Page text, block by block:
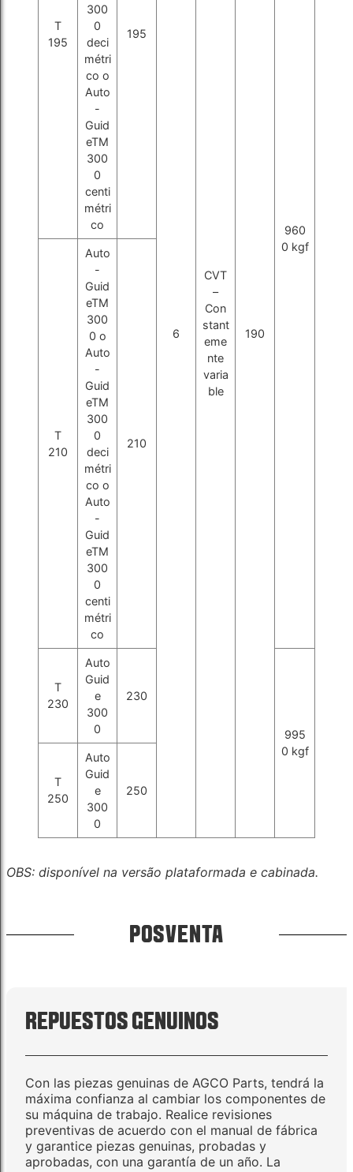
T
195
300
0
deci
métri
co o
Auto
-
Guid
eTM
300
0
centi
métri
co
195
6
CVT
–
Con
stant
eme
nte
varia
ble
190
960
0 kgf
T
210
Auto
-
Guid
eTM
300
0 o
Auto
-
Guid
eTM
300
0
deci
métri
co o
Auto
-
Guid
eTM
300
0
centi
métri
co
210
T
230
Auto
Guid
e
300
0
230
995
0 kgf
T
250
Auto
Guid
e
300
0
250
OBS: disponível na versão plataformada e cabinada.
POSVENTA
REPUESTOS GENUINOS
Con las piezas genuinas de AGCO Parts, tendrá la
máxima confianza al cambiar los componentes de
su máquina de trabajo. Realice revisiones
preventivas de acuerdo con el manual de fábrica
y garantice piezas genuinas, probadas y
aprobadas, con una garantía de un año. La